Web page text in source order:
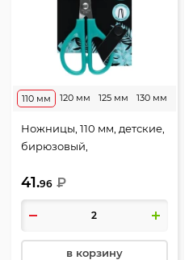
110 мм 120 мм 125 мм 130 мм
Ножницы, 110 мм, детские,
бирюзовый,
закругленные,
европодвес, StartSchool,
Панда, КОКОС, 200012
41.96 ₽
в корзину